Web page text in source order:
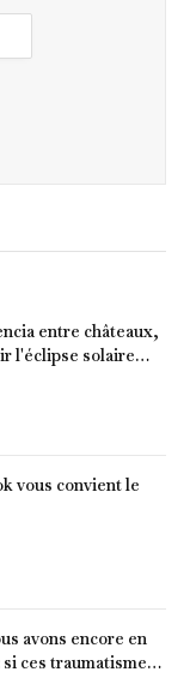
entre châteaux,
l'éclipse solaire
vous convient le
avons encore en
ces traumatismes